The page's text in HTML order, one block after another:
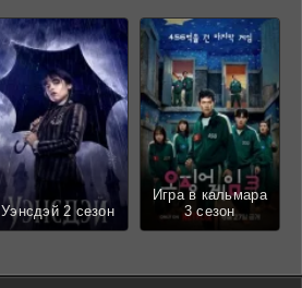
Уэнсдэй 2 сезон
Игра в кальмара
3 сезон